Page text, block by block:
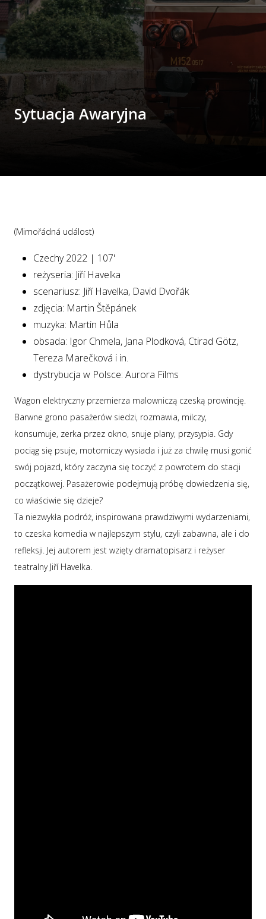
Sytuacja Awaryjna
(Mimořádná událost)
Czechy 2022 | 107'
reżyseria: Jiří Havelka
scenariusz: Jiří Havelka, David Dvořák
zdjęcia: Martin Štěpánek
muzyka: Martin Hůla
obsada: Igor Chmela, Jana Plodková, Ctirad Götz,
Tereza Marečková i in.
dystrybucja w Polsce: Aurora Films
Wagon elektryczny przemierza malowniczą czeską prowincję.
Barwne grono pasażerów siedzi, rozmawia, milczy,
konsumuje, zerka przez okno, snuje plany, przysypia. Gdy
pociąg się psuje, motorniczy wysiada i już za chwilę musi gonić
swój pojazd, który zaczyna się toczyć z powrotem do stacji
początkowej. Pasażerowie podejmują próbę dowiedzenia się,
co właściwie się dzieje?
Ta niezwykła podróż, inspirowana prawdziwymi wydarzeniami,
to czeska komedia w najlepszym stylu, czyli zabawna, ale i do
refleksji. Jej autorem jest wzięty dramatopisarz i reżyser
teatralny Jiří Havelka.